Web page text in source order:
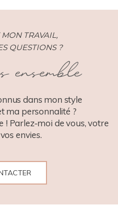
TRAVAIL,
QUESTIONS ?
ensemble
dans mon style
ma personnalité ?
! Parlez-moi de vous, votre
envies.